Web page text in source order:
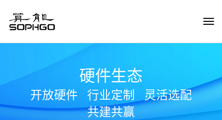
硬件生态
开放硬件 行业定制
灵活选配
共建共赢